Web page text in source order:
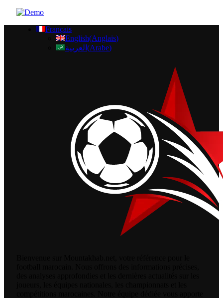
Français
English(Anglais)
العربية (Arabe)